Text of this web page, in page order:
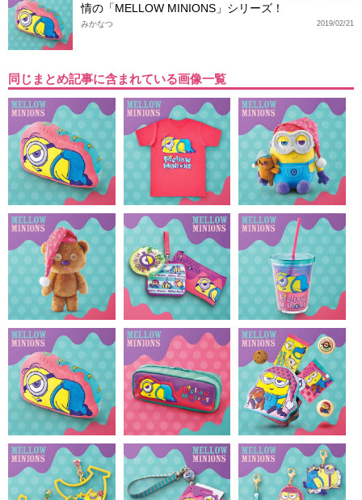
情の「MELLOW MINIONS」シリーズ！
2019/02/21
みかなつ
同じまとめ記事に含まれている画像一覧